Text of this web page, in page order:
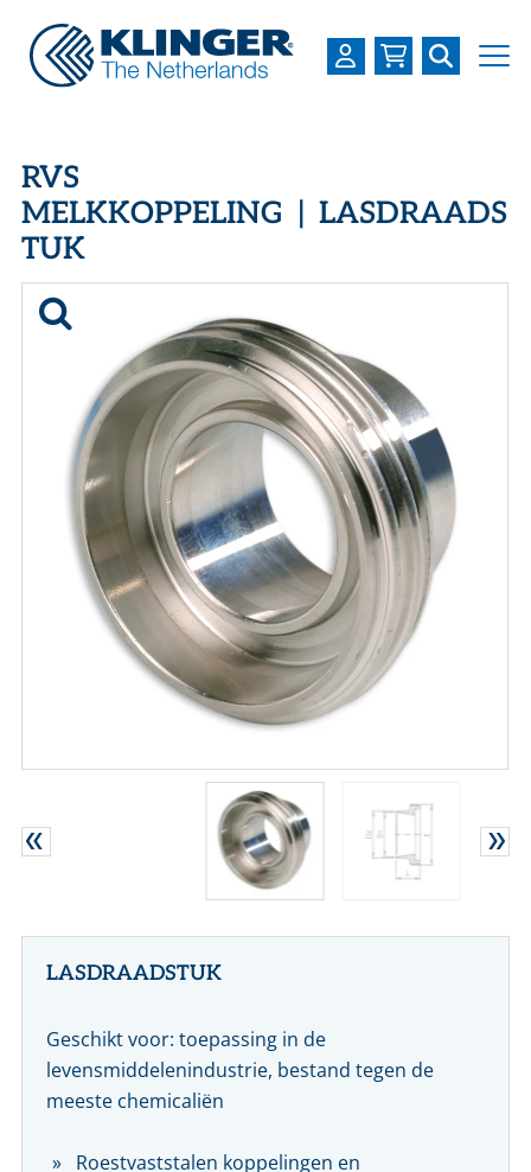
PRODUCTEN
INDUSTRIEËN
SERVICES
DOWNLOADS
LOGIN
REGISTREREN
WERKEN BIJ
CONTACT
EN
RVS
MELKKOPPELING | LASDRAADS
TUK
LASDRAADSTUK
Geschikt voor: toepassing in de
levensmiddelenindustrie, bestand tegen de
meeste chemicaliën
Roestvaststalen koppelingen en